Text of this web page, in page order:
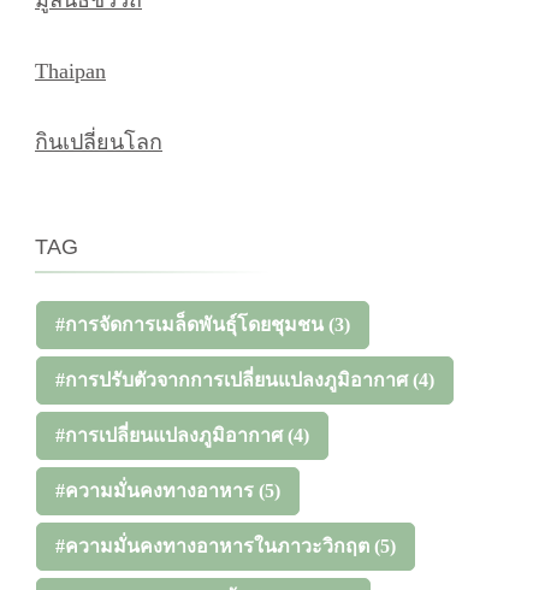
Thaipan
กินเปลี่ยนโลก
TAG
#การจัดการเมล็ดพันธุ์โดยชุมชน (3)
#การปรับตัวจากการเปลี่ยนแปลงภูมิอากาศ(4)
#การเปลี่ยนแปลงภูมิอากาศ(4)
#ความมั่นคงทางอาหาร (5)
#ความมั่นคงทางอาหารในภาวะวิกฤต (5)